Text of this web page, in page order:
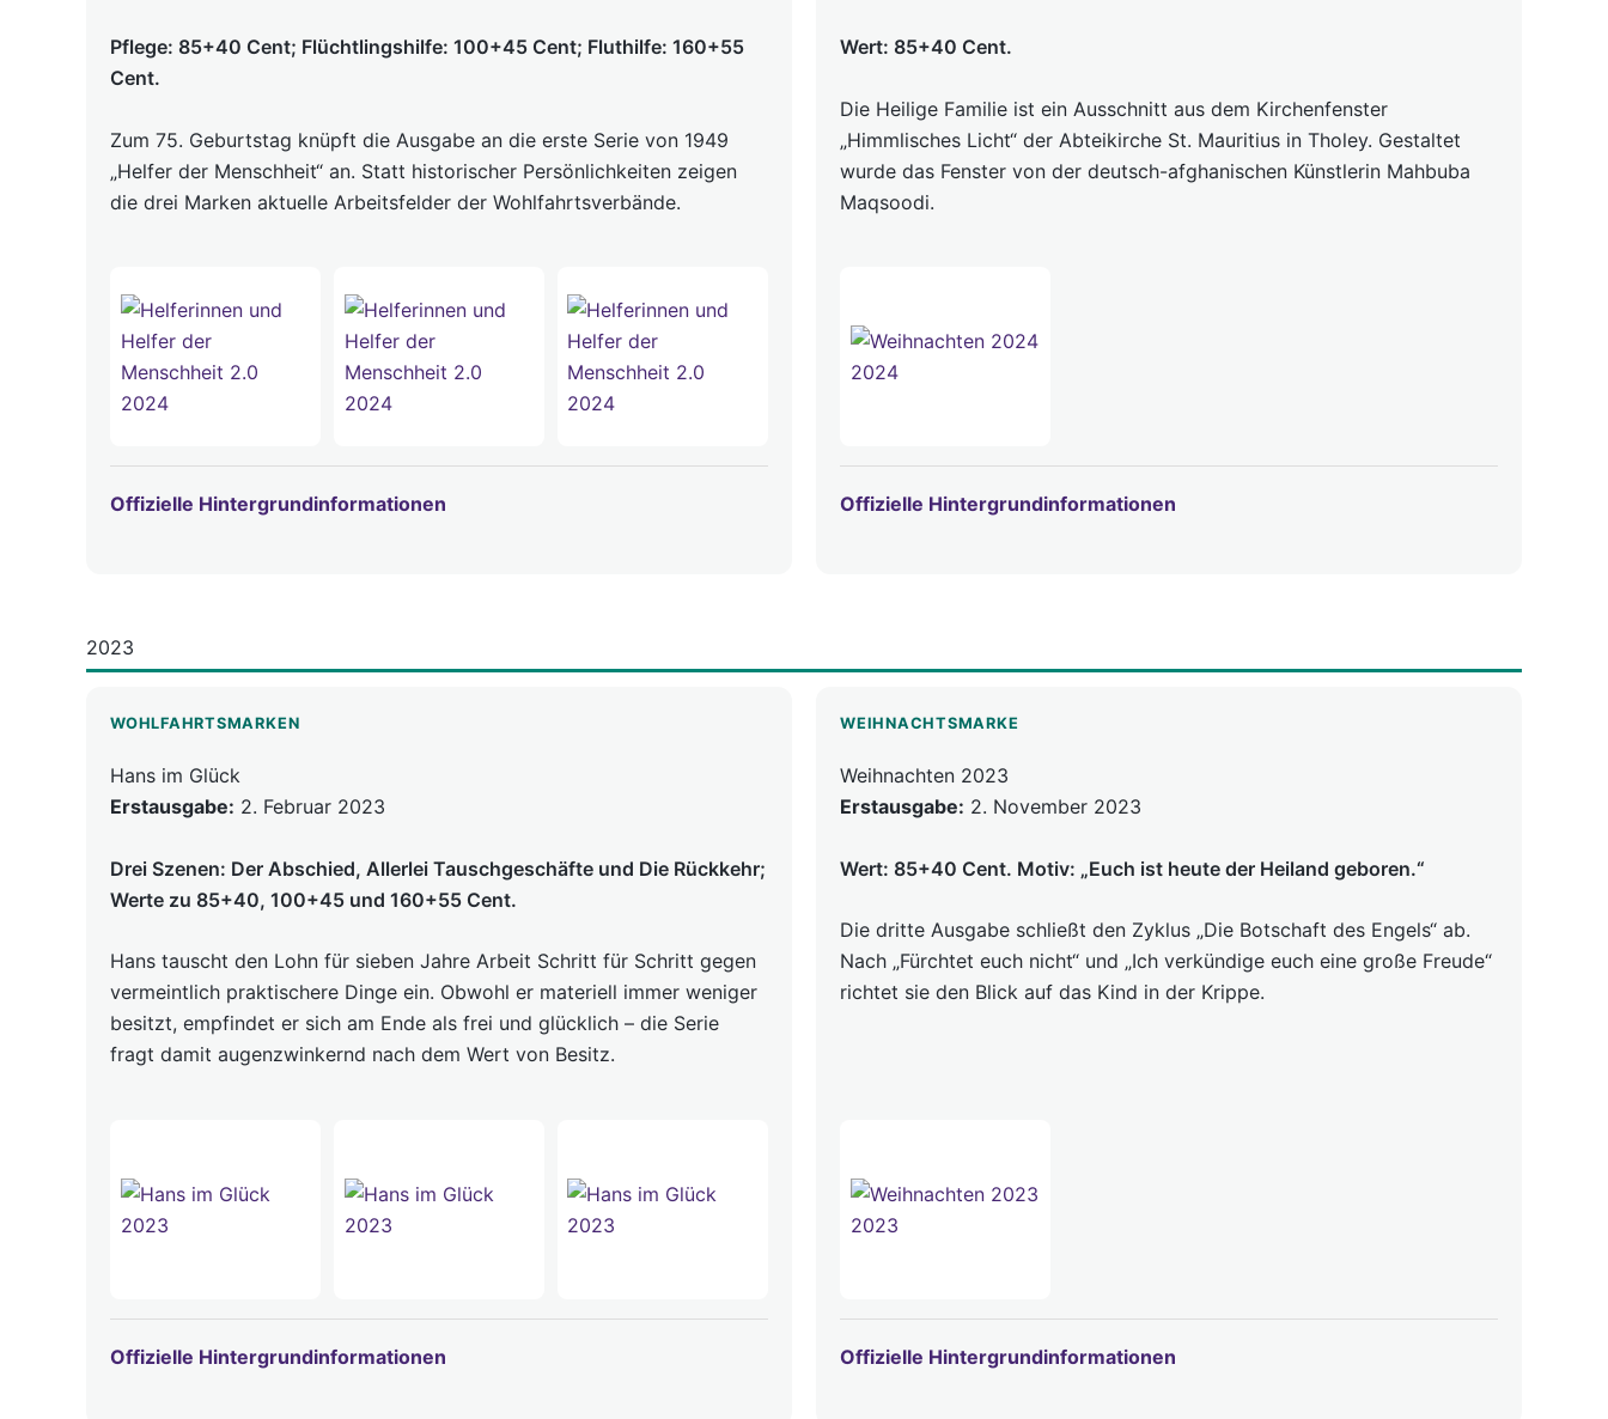
Pflege: 85+40 Cent; Flüchtlingshilfe: 100+45 Cent; Fluthilfe: 160+55
Cent.
Zum 75. Geburtstag knüpft die Ausgabe an die erste Serie von 1949
„Helfer der Menschheit“ an. Statt historischer Persönlichkeiten zeigen
die drei Marken aktuelle Arbeitsfelder der Wohlfahrtsverbände.
Offizielle Hintergrundinformationen
Wert: 85+40 Cent.
Die Heilige Familie ist ein Ausschnitt aus dem Kirchenfenster
„Himmlisches Licht“ der Abteikirche St. Mauritius in Tholey. Gestaltet
wurde das Fenster von der deutsch-afghanischen Künstlerin Mahbuba
Maqsoodi.
Offizielle Hintergrundinformationen
2023
WOHLFAHRTSMARKEN
Hans im Glück
Erstausgabe: 2. Februar 2023
Drei Szenen: Der Abschied, Allerlei Tauschgeschäfte und Die Rückkehr;
Werte zu 85+40, 100+45 und 160+55 Cent.
Hans tauscht den Lohn für sieben Jahre Arbeit Schritt für Schritt gegen
vermeintlich praktischere Dinge ein. Obwohl er materiell immer weniger
besitzt, empfindet er sich am Ende als frei und glücklich – die Serie
fragt damit augenzwinkernd nach dem Wert von Besitz.
Offizielle Hintergrundinformationen
WEIHNACHTSMARKE
Weihnachten 2023
Erstausgabe: 2. November 2023
Wert: 85+40 Cent. Motiv: „Euch ist heute der Heiland geboren.“
Die dritte Ausgabe schließt den Zyklus „Die Botschaft des Engels“ ab.
Nach „Fürchtet euch nicht“ und „Ich verkündige euch eine große Freude“
richtet sie den Blick auf das Kind in der Krippe.
Offizielle Hintergrundinformationen